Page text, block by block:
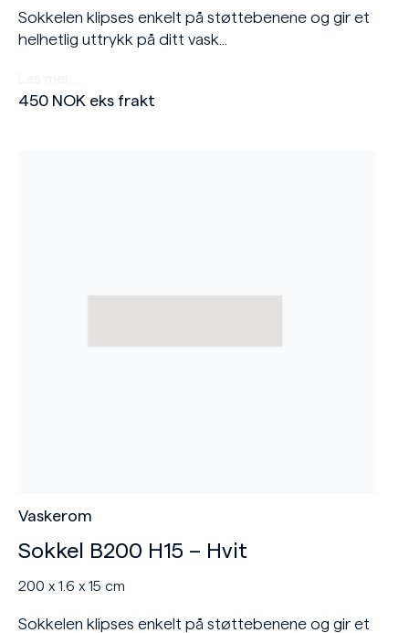
Sokkelen klipses enkelt på støttebenene og gir et
helhetlig uttrykk på ditt vask...
450 NOK eks frakt
Vaskerom
Sokkel B200 H15 – Hvit
200 x 1.6 x 15 cm
Sokkelen klipses enkelt på støttebenene og gir et